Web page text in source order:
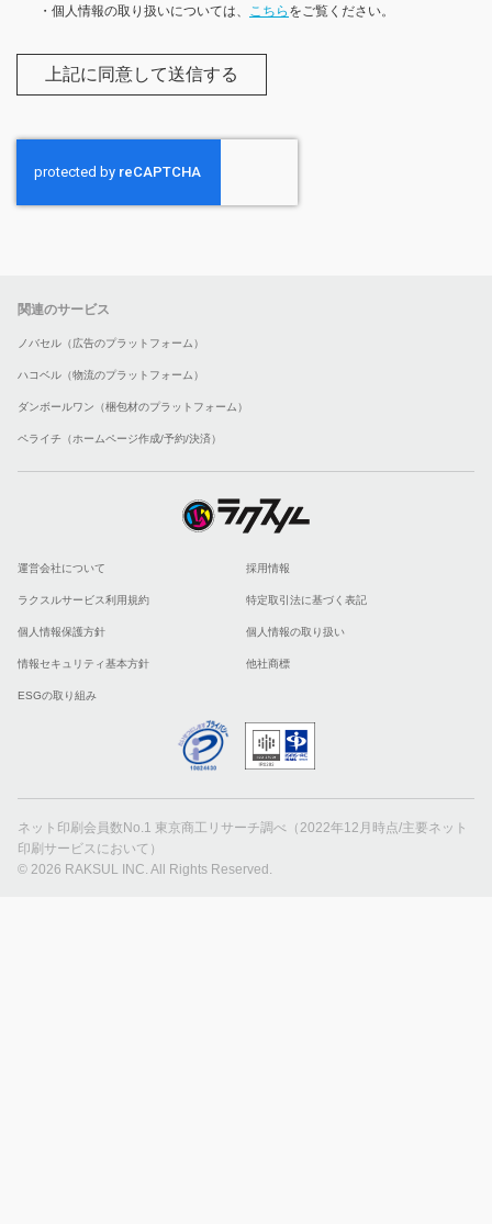
・個人情報の取り扱いについては、
こちら をご覧ください。
関連のサービス
ノバセル（広告のプラットフォーム）
ハコベル（物流のプラットフォーム）
ダンボールワン（梱包材のプラットフォーム）
ペライチ（ホームページ作成/予約/決済）
運営会社について 採用情報
ラクスルサービス利用規約 特定取引法に基づく表記
個人情報保護方針 個人情報の取り扱い
情報セキュリティ基本方針 他社商標
ESGの取り組み
ネット印刷会員数No.1 東京商工リサーチ調べ（2022年12月時点/主要ネット
印刷サービスにおいて）
© 2026 RAKSUL INC. All Rights Reserved.